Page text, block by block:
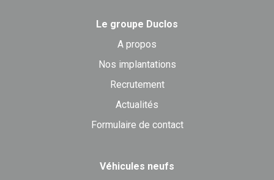
Le groupe Duclos
A propos
Nos implantations
Recrutement
Actualités
Formulaire de contact
Véhicules neufs